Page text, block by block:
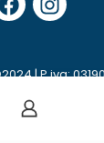
| P.iva:
e Cookie Policy